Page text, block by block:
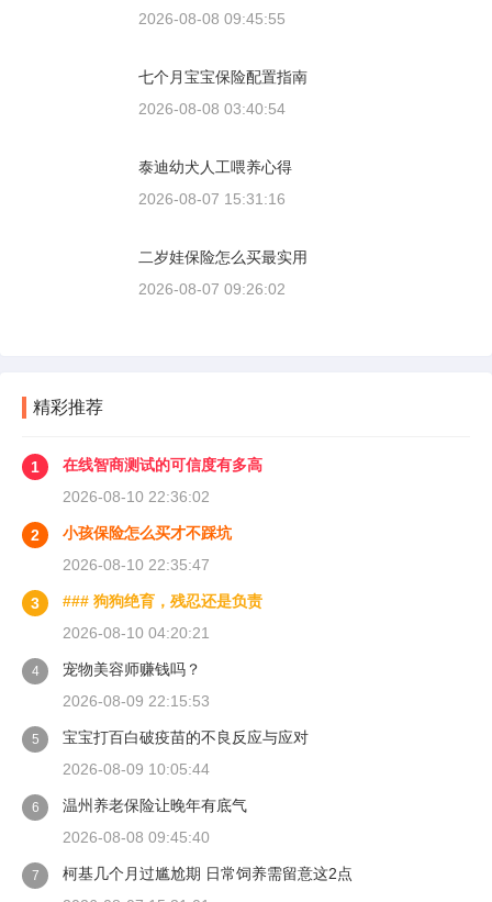
2026-08-08 09:45:55
七个月宝宝保险配置指南
2026-08-08 03:40:54
泰迪幼犬人工喂养心得
2026-08-07 15:31:16
二岁娃保险怎么买最实用
2026-08-07 09:26:02
精彩推荐
1
在线智商测试的可信度有多高
2026-08-10 22:36:02
2
小孩保险怎么买才不踩坑
2026-08-10 22:35:47
3
### 狗狗绝育，残忍还是负责
2026-08-10 04:20:21
4
宠物美容师赚钱吗？
2026-08-09 22:15:53
5
宝宝打百白破疫苗的不良反应与应对
2026-08-09 10:05:44
6
温州养老保险让晚年有底气
2026-08-08 09:45:40
7
柯基几个月过尴尬期 日常饲养需留意这2点